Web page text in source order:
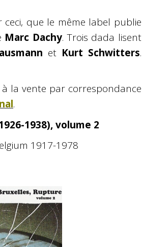
que le même label publie
Marc Dachy. Trois dada lisent
et Kurt Schwitters.
à la vente par correspondance
.
1938), volume 2
1917-1978